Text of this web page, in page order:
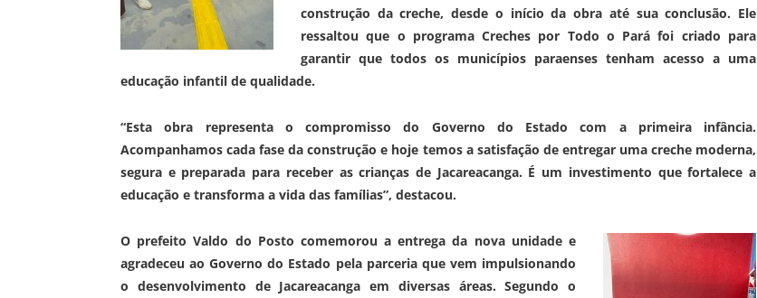
construção da creche, desde o início da obra até sua conclusão. Ele
ressaltou que o programa Creches por Todo o Pará foi criado para
garantir que todos os municípios paraenses tenham acesso a uma
educação infantil de qualidade.
“Esta obra representa o compromisso do Governo do Estado com a primeira infância.
Acompanhamos cada fase da construção e hoje temos a satisfação de entregar uma creche moderna,
segura e preparada para receber as crianças de Jacareacanga. É um investimento que fortalece a
educação e transforma a vida das famílias”, destacou.
O prefeito Valdo do Posto comemorou a entrega da nova unidade e
agradeceu ao Governo do Estado pela parceria que vem impulsionando
o desenvolvimento de Jacareacanga em diversas áreas. Segundo o